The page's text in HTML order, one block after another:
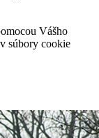
Vášho
súbory cookie